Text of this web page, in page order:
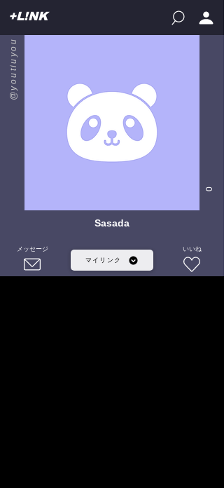
+L!NK
@youtiuyou
0
Sasada
メッセージ
マイリンク
いいね